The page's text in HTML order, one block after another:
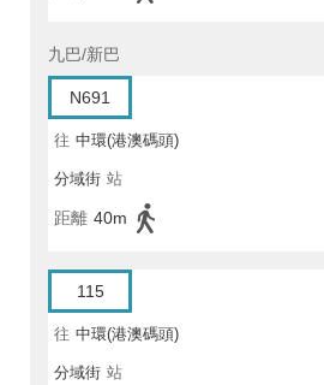
九巴/新巴
N691
往 中環(港澳碼頭)
分域街 站
距離 40m
115
往 中環(港澳碼頭)
分域街 站